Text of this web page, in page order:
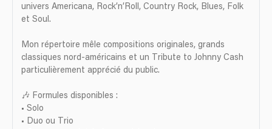
univers Americana, Rock’n’Roll, Country Rock, Blues, Folk
et Soul.
Mon répertoire mêle compositions originales, grands
classiques nord-américains et un Tribute to Johnny Cash
particulièrement apprécié du public.
🎶 Formules disponibles :
• Solo
• Duo ou Trio